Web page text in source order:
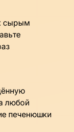
сырым
любой
печенюшки